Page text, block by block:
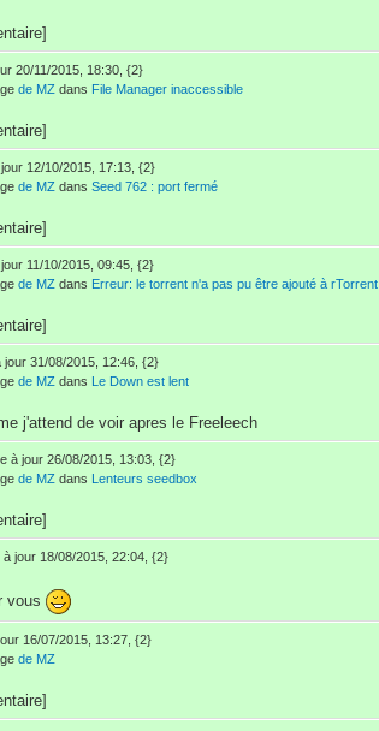
20/11/2015, 18:30, {2}
de MZ dans File Manager inaccessible
12/10/2015, 17:13, {2}
de MZ dansSeed 762 : port fermé
11/10/2015, 09:45, {2}
de MZ dans Erreur: le torrent n'a pas pu être ajouté à rTorrent.
31/08/2015, 12:46, {2}
de MZ dans Le Down est lent
j'attend de voir apres le Freeleech
à jour 26/08/2015, 13:03, {2}
de MZ dans Lenteurs seedbox
jour 18/08/2015, 22:04, {2}
vous
16/07/2015, 13:27, {2}
de MZ